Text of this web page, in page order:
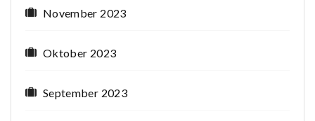
November 2023
Oktober 2023
September 2023